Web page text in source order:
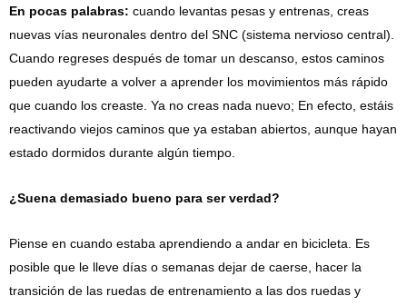
En pocas palabras: cuando levantas pesas y entrenas, creas
nuevas vías neuronales dentro del SNC (sistema nervioso central).
Cuando regreses después de tomar un descanso, estos caminos
pueden ayudarte a volver a aprender los movimientos más rápido
que cuando los creaste. Ya no creas nada nuevo; En efecto, estáis
reactivando viejos caminos que ya estaban abiertos, aunque hayan
estado dormidos durante algún tiempo.
¿Suena demasiado bueno para ser verdad?
Piense en cuando estaba aprendiendo a andar en bicicleta. Es
posible que le lleve días o semanas dejar de caerse, hacer la
transición de las ruedas de entrenamiento a las dos ruedas y